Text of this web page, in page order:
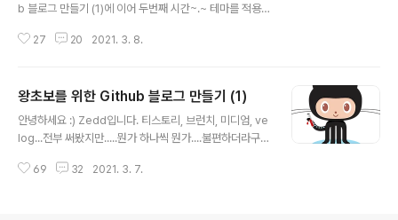
b 블로그 만들기 (1)에 이어 두번째 시간~.~ 테마를 적용
가 몇개 있습니다. jamstackthemes.dev jekyllthem
펴봤는데, 역시 테마 추천글도 많이 있더라구요! 테마를 선
택할시에 한글로 썼을때의 가독성, 서체 등등을 고려하시
면 좋을 거 같아요. 저는 무난하게 github.com/thelehh
게 생각하는 편이거든요..넓어보여서 선택 한글에선 어떨
27 20 2021. 3. 8.
왕초보를 위한 Github 블로그 만들기 (1)
안녕하세요 :) Zedd입니다. 티스토리, 브런치, 미디엄, ve
log...전부 써봤지만.....뭔가 하나씩 뭔가....불편하더라구
써보고 싶어 만들어보려고 합니다 :D 오랜만에 왕초보 시
69 32 2021. 3. 7.